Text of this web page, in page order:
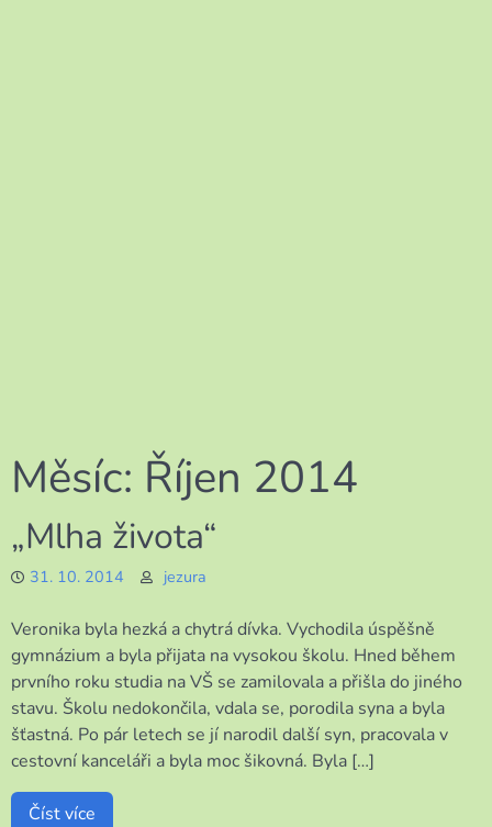
Měsíc: Říjen 2014
„Mlha života“
31. 10. 2014 jezura
Veronika byla hezká a chytrá dívka. Vychodila úspěšně
gymnázium a byla přijata na vysokou školu. Hned během
prvního roku studia na VŠ se zamilovala a přišla do jiného
stavu. Školu nedokončila, vdala se, porodila syna a byla
šťastná. Po pár letech se jí narodil další syn, pracovala v
cestovní kanceláři a byla moc šikovná. Byla […]
Číst více